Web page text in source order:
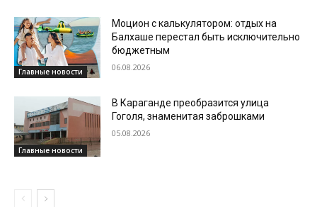
Главные новости
Моцион с калькулятором: отдых на
Балхаше перестал быть исключительно
бюджетным
06.08.2026
Главные новости
В Караганде преобразится улица
Гоголя, знаменитая заброшками
05.08.2026